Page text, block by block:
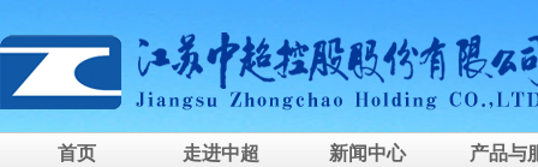
首页 走进中超 新闻中心 产品与